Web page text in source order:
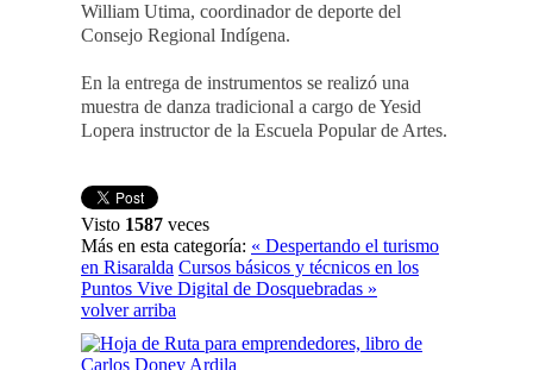
William Utima, coordinador de deporte del
Consejo Regional Indígena.
En la entrega de instrumentos se realizó una
muestra de danza tradicional a cargo de Yesid
Lopera instructor de la Escuela Popular de Artes.
Visto 1587 veces
Más en esta categoría: « Despertando el turismo
en Risaralda Cursos básicos y técnicos en los
Puntos Vive Digital de Dosquebradas »
volver arriba